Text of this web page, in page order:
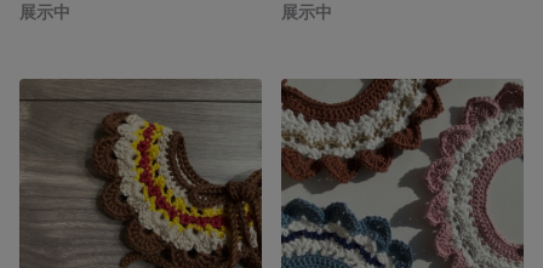
展示中
展示中